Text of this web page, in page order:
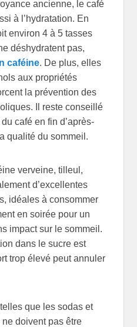
ancienne, le café
à l’hydratation. En
environ 4 à 5 tasses
déshydratent pas,
caféine. De plus, elles
aux propriétés
la prévention des
Il reste conseillé
café en fin d’après-
qualité du sommeil.
verveine, tilleul,
d’excellentes
idéales à consommer
en soirée pour un
impact sur le sommeil.
dans le sucre est
trop élevé peut annuler
que les sodas et
doivent pas être